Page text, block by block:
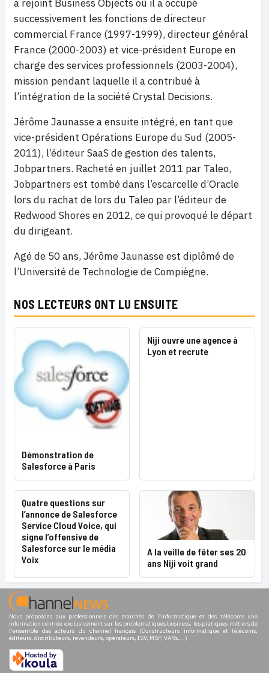
a rejoint Business Objects où il a occupé
successivement les fonctions de directeur
commercial France (1997-1999), directeur général
France (2000-2003) et vice-président Europe en
charge des services professionnels (2003-2004),
mission pendant laquelle il a contribué à
l’intégration de la société Crystal Decisions.
Jérôme Jaunasse a ensuite intégré, en tant que
vice-président Opérations Europe du Sud (2005-
2011), l’éditeur SaaS de gestion des talents,
Jobpartners. Racheté en juillet 2011 par Taleo,
Jobpartners est tombé dans l’escarcelle d’Oracle
lors du rachat de lors du Taleo par l’éditeur de
Redwood Shores en 2012, ce qui provoqué le départ
du dirigeant.
Agé de 50 ans, Jérôme Jaunasse est diplômé de
l’Université de Technologie de Compiègne.
NOS LECTEURS ONT LU ENSUITE
Démonstration de
Salesforce à Paris
Niji ouvre une agence à
Lyon et recrute
Quatre questions sur
l’annonce de Salesforce
Service Cloud Voice, qui
signe l’offensive de
Salesforce sur le média
Voix
A la veille de fêter ses 20
ans Niji voit grand
Nous proposons aux professionnels des marchés de l'informatique et des télécoms une
information centrée exclusivement sur les problématiques business, les pratiques métiers de
l'ensemble des acteurs du channel français (Constructeurs informatique et télécoms,
éditeurs, distributeurs, revendeurs, opérateurs, ISV, MSP, VARs,...)